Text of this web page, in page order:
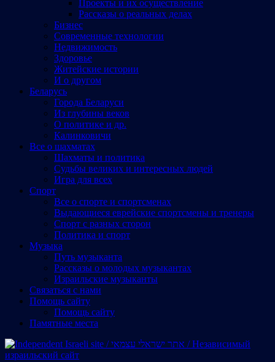
Проекты и их осуществление
Рассказы о реальных делах
Бизнес
Современные технологии
Недвижимость
Здоровье
Житейские истории
И о другом
Беларусь
Города Беларуси
Из глубины веков
О политике и др.
Калинковичи
Все о шахматах
Шахматы и политика
Судьбы великих и интересных людей
Игра для всех
Спорт
Все о спорте и спортсменах
Выдающиеся еврейские спортсмены и тренеры
Спорт с разных сторон
Политика и спорт
Музыка
Путь музыканта
Рассказы о молодых музыкантах
Израильские музыканты
Cвязаться с нами
Помощь сайту
Помощь сайту
Памятные места